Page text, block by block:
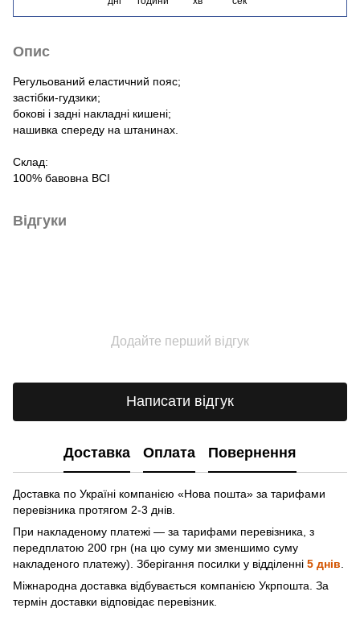
Опис
Регульований еластичний пояс;
застібки-гудзики;
бокові і задні накладні кишені;
нашивка спереду на штанинах.
Склад:
100% бавовна BCI
Відгуки
Додайте перший відгук
Написати відгук
Доставка Оплата Повернення
Доставка по Україні компанією «Нова пошта» зa тарифами
перевізника протягом 2-3 днів.
При накладеному платежі — за тарифами перевізника, з
передплатою 200 грн (на цю суму ми зменшимо суму
накладеного платежу). Зберігання посилки у відділенні 5 днів
Міжнародна доставка відбувається компанією Укрпошта. За
термін доставки відповідає перевізник.